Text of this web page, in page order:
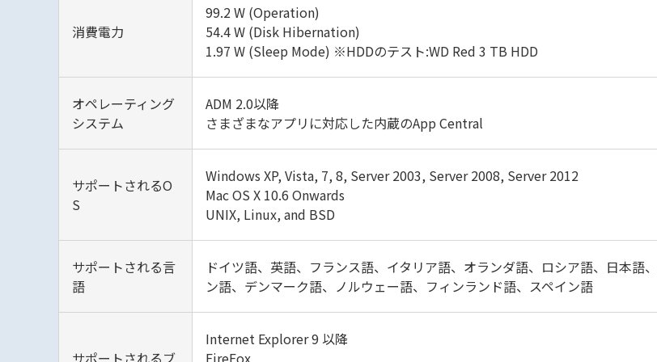
消費電力
99.2 W (Operation)
54.4 W (Disk Hibernation)
1.97 W (Sleep Mode) ※HDDのテスト:WD Red 3 TB HDD
オペレーティング
システム
ADM 2.0以降
さまざまなアプリに対応した内蔵のApp Central
サポートされるO
S
Windows XP, Vista, 7, 8, Server 2003, Server 2008, Server 2012
Mac OS X 10.6 Onwards
UNIX, Linux, and BSD
サポートされる言
語
ドイツ語、英語、フランス語、イタリア語、オランダ語、ロシア語、日本
ン語、デンマーク語、ノルウェー語、フィンランド語、スペイン語
サポートされるブ
Internet Explorer 9 以降
FireFox